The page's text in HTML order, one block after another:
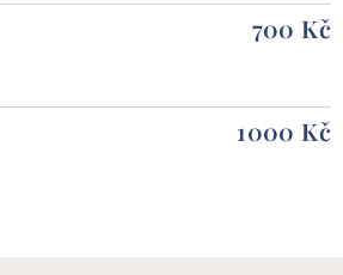
700 Kč
1000 Kč